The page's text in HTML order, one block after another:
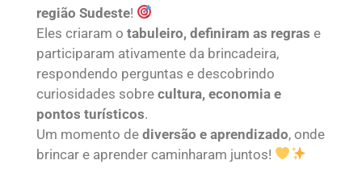
região Sudeste!
Eles criaram o tabuleiro, definiram as regras e
participaram ativamente da brincadeira,
respondendo perguntas e descobrindo
curiosidades sobre cultura, economia e
pontos turísticos.
Um momento de diversão e aprendizado, onde
brincar e aprender caminharam juntos!